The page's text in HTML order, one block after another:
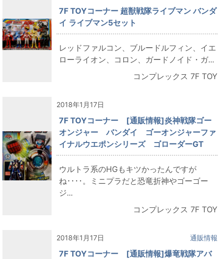
7F TOYコーナー 超獣戦隊ライブマン バンダ
イ ライブマン5セット
レッドファルコン、ブルードルフィン、イエ
ローライオン、コロン、ガードノイド・ガ...
コンプレックス 7F TOY
2018年1月17日
7F TOYコーナー [通販情報]炎神戦隊ゴー
オンジャー バンダイ ゴーオンジャーファ
イナルウエポンシリーズ ゴローダーGT
ウルトラ系のHGもキツかったんですが
ね････。ミニプラだと恐竜折神やゴーゴー
ジ...
コンプレックス 7F TOY
2018年1月17日 通販情報
7F TOYコーナー [通販情報]爆竜戦隊アバ